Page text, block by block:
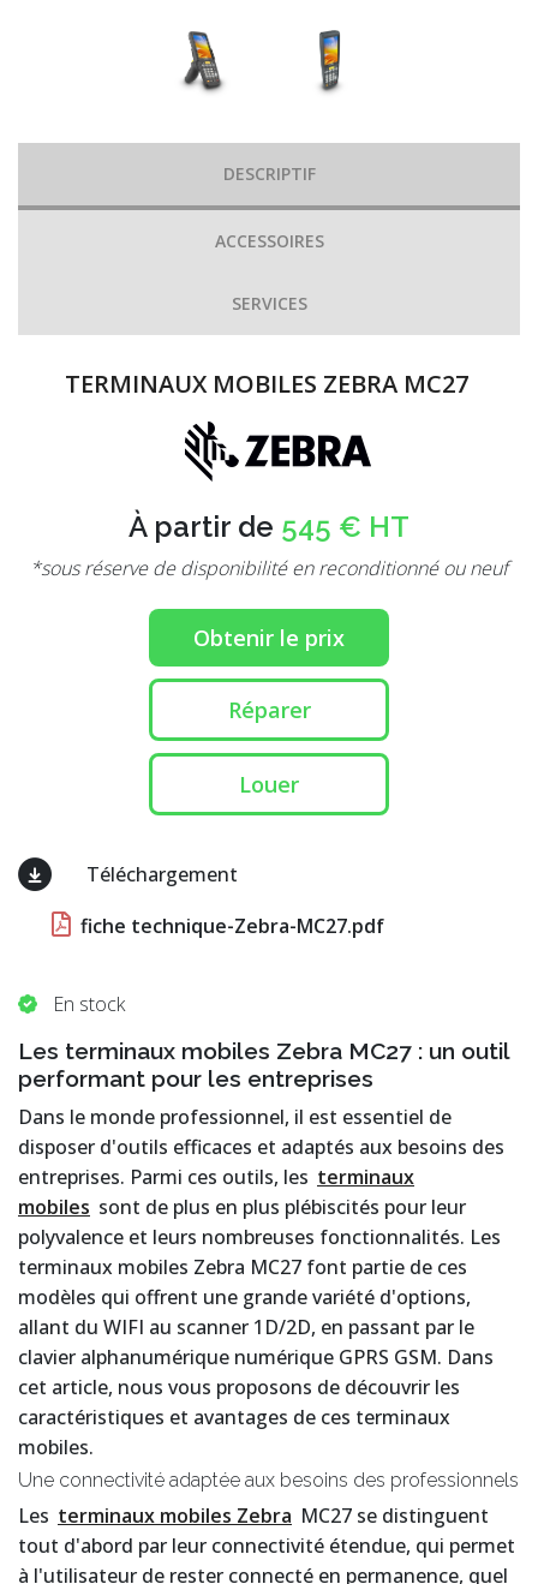
DESCRIPTIF
ACCESSOIRES
SERVICES
TERMINAUX MOBILES ZEBRA MC27
À partir de 545 € HT
*sous réserve de disponibilité en reconditionné ou neuf
Obtenir le prix
Réparer
Louer
Téléchargement
fiche technique-Zebra-MC27.pdf
En stock
Les terminaux mobiles Zebra MC27 : un outil
performant pour les entreprises
Dans le monde professionnel, il est essentiel de
disposer d'outils efficaces et adaptés aux besoins des
entreprises. Parmi ces outils, les terminaux
mobiles sont de plus en plus plébiscités pour leur
polyvalence et leurs nombreuses fonctionnalités. Les
terminaux mobiles Zebra MC27 font partie de ces
modèles qui offrent une grande variété d'options,
allant du WIFI au scanner 1D/2D, en passant par le
clavier alphanumérique numérique GPRS GSM. Dans
cet article, nous vous proposons de découvrir les
caractéristiques et avantages de ces terminaux
mobiles.
Une connectivité adaptée aux besoins des professionnels
Les terminaux mobiles Zebra MC27 se distinguent
tout d'abord par leur connectivité étendue, qui permet
à l'utilisateur de rester connecté en permanence, quel